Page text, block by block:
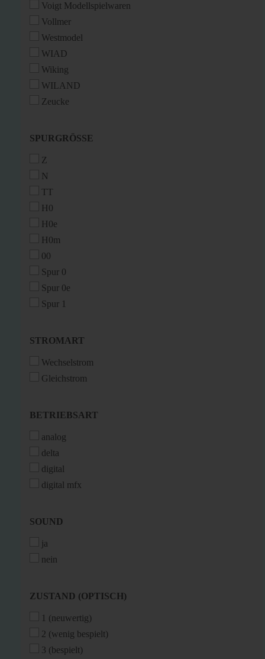
Voigt Modellspielwaren
Vollmer
Westmodel
WIAD
Wiking
WILAND
Zeucke
SPURGRÖSSE
SPURGRÖSSE
Z
N
TT
H0
H0e
H0m
00
Spur 0
Spur 0e
Spur 1
STROMART
STROMART
Wechselstrom
Gleichstrom
BETRIEBSART
BETRIEBSART
analog
delta
digital
digital mfx
SOUND
SOUND
ja
nein
ZUSTAND
ZUSTAND (OPTISCH)
1 (neuwertig)
2 (wenig bespielt)
3 (bespielt)